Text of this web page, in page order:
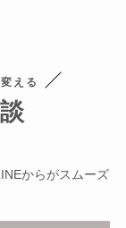
える
からがスムーズ